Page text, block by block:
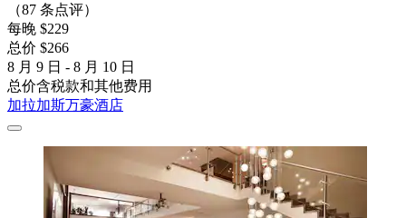
（87 条点评）
每晚 $229
总价 $266
8 月 9 日 - 8 月 10 日
总价含税款和其他费用
加拉加斯万豪酒店